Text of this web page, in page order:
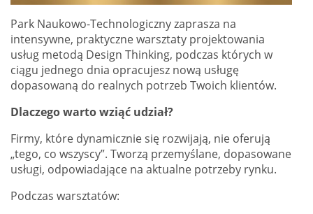
Park Naukowo-Technologiczny zaprasza na
intensywne, praktyczne warsztaty projektowania
usług metodą Design Thinking, podczas których w
ciągu jednego dnia opracujesz nową usługę
dopasowaną do realnych potrzeb Twoich klientów.
Dlaczego warto wziąć udział?
Firmy, które dynamicznie się rozwijają, nie oferują
„tego, co wszyscy”. Tworzą przemyślane, dopasowane
usługi, odpowiadające na aktualne potrzeby rynku.
Podczas warsztatów: